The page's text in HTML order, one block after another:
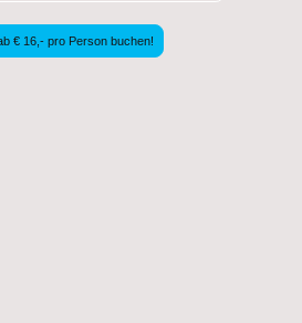
€ 16,- pro Person buchen!